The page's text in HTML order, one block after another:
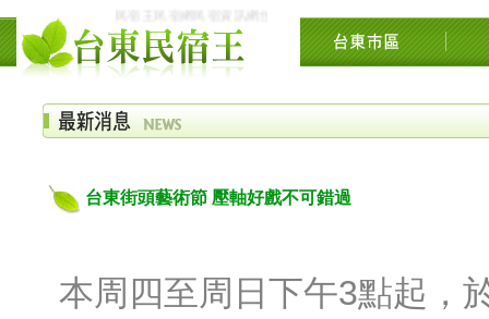
民宿王民宿網民宿資訊網台東花東花蓮綠島民宿住宿旅遊景點交
台東街頭藝術節 壓軸好戲不可錯過
本周四至周日下午3點起，